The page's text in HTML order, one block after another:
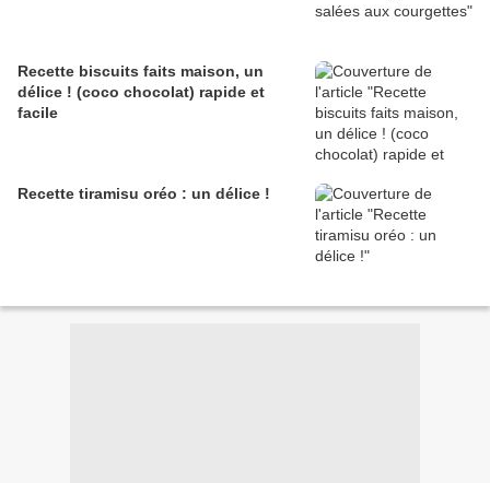
Recette biscuits faits maison, un
délice ! (coco chocolat) rapide et
facile
Recette tiramisu oréo : un délice !